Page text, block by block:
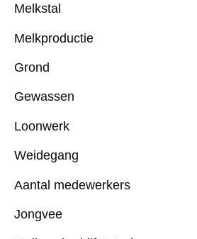
Melkstal
Melkproductie
Grond
Gewassen
Loonwerk
Weidegang
Aantal medewerkers
Jongvee